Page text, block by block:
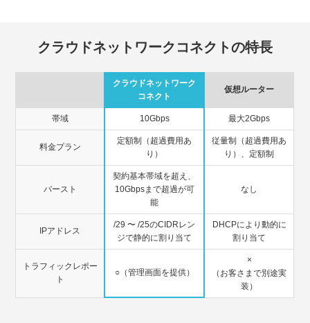
クラウドネットワークコネクトの特長
クラウドネットワーク
コネクト
仮想ルーター
帯域 10Gbps 最大2Gbps
料金プラン
定額制（超過費用あ
り）
従量制（超過費用あ
り）、定額制
バースト
契約基本帯域を超え、
10Gbpsまで超過が可
能
なし
IPアドレス
/29 〜 /25のCIDRレン
ジで静的に割り当て
DHCPにより動的に
割り当て
トラフィックレポー
ト
○（管理画面を提供）
×
（お客さまで別途実
装）